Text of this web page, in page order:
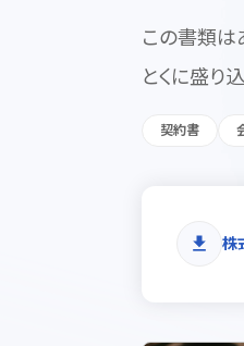
この書類は
とくに盛り
契約書
download 株